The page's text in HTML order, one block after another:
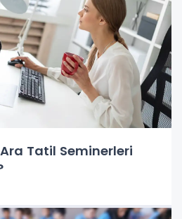
Tatil Seminerleri